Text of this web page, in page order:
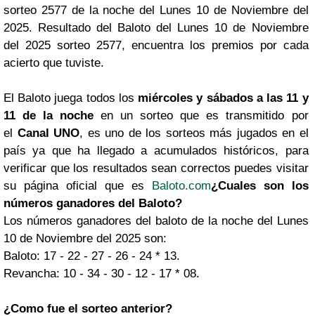
sorteo 2577 de la noche del Lunes 10 de Noviembre del
2025. Resultado del Baloto del Lunes 10 de Noviembre
del 2025 sorteo 2577, encuentra los premios por cada
acierto que tuviste.
El Baloto juega todos los miércoles y sábados a las 11 y
11 de la noche en un sorteo que es transmitido por
el Canal UNO, es uno de los sorteos más jugados en el
país ya que ha llegado a acumulados históricos, para
verificar que los resultados sean correctos puedes visitar
su página oficial que es Baloto.com¿Cuales son los
números ganadores del Baloto?
Los números ganadores del baloto de la noche del Lunes
10 de Noviembre del 2025 son:
Baloto: 17 - 22 - 27 - 26 - 24 * 13.
Revancha: 10 - 34 - 30 - 12 - 17 * 08.
¿Como fue el sorteo anterior?